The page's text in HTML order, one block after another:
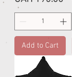
Add to Cart